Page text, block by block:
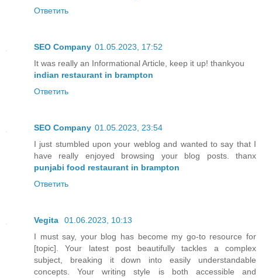
Ответить
SEO Company 01.05.2023, 17:52
It was really an Informational Article, keep it up! thankyou
indian restaurant in brampton
Ответить
SEO Company 01.05.2023, 23:54
I just stumbled upon your weblog and wanted to say that I
have really enjoyed browsing your blog posts. thanx
punjabi food restaurant in brampton
Ответить
Vegita
01.06.2023, 10:13
I must say, your blog has become my go-to resource for
[topic]. Your latest post beautifully tackles a complex
subject, breaking it down into easily understandable
concepts. Your writing style is both accessible and